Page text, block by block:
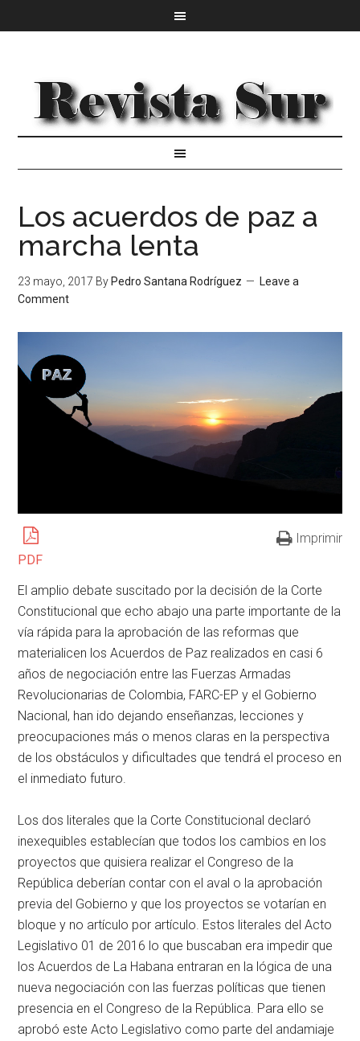
Los acuerdos de paz a
marcha lenta
23 mayo, 2017 By Pedro Santana Rodríguez
Leave a
Comment
PDF
Imprimir
El amplio debate suscitado por la decisión de la Corte
Constitucional que echo abajo una parte importante de la
vía rápida para la aprobación de las reformas que
materialicen los Acuerdos de Paz realizados en casi 6
años de negociación entre las Fuerzas Armadas
Revolucionarias de Colombia, FARC-EP y el Gobierno
Nacional, han ido dejando enseñanzas, lecciones y
preocupaciones más o menos claras en la perspectiva
de los obstáculos y dificultades que tendrá el proceso en
el inmediato futuro.
Los dos literales que la Corte Constitucional declaró
inexequibles establecían que todos los cambios en los
proyectos que quisiera realizar el Congreso de la
República deberían contar con el aval o la aprobación
previa del Gobierno y que los proyectos se votarían en
bloque y no artículo por artículo. Estos literales del Acto
Legislativo 01 de 2016 lo que buscaban era impedir que
los Acuerdos de La Habana entraran en la lógica de una
nueva negociación con las fuerzas políticas que tienen
presencia en el Congreso de la República. Para ello se
aprobó este Acto Legislativo como parte del andamiaje